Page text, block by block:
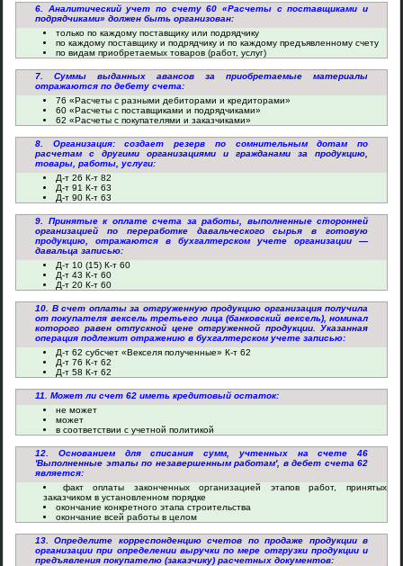
6. Аналитический учет по счету 60 «Расчеты с поставщиками и
подрядчиками» должен быть организован:
только по каждому поставщику или подрядчику
по каждому поставщику и подрядчику и по каждому предъявленному счету
по видам приобретаемых товаров (работ, услуг)
7. Суммы выданных авансов за приобретаемые материалы
отражаются по дебету счета:
76 «Расчеты с разными дебиторами и кредиторами»
60 «Расчеты с поставщиками и подрядчиками»
62 «Расчеты с покупателями и заказчиками»
8. Организация: создает резерв по сомнительным дотам по
расчетам с другими организациями и гражданами за продукцию,
товары, работы, услуги:
Д-т 26 К-т 82
Д-т 91 К-т 63
Д-т 90 К-т 63
9. Принятые к оплате счета за работы, выполненные сторонней
организацией по переработке давальческого сырья в готовую
продукцию, отражаются в бухгалтерском учете организации —
давальца записью:
Д-т 10 (15) К-т 60
Д-т 43 К-т 60
Д-т 20 К-т 60
10. В счет оплаты за отгруженную продукцию организация получила
от покупателя вексель третьего лица (банковский вексель), номинал
которого равен отпускной цене отгруженной продукции. Указанная
операция подлежит отражению в бухгалтерском учете записью:
Д-т 62 субсчет «Векселя полученные» К-т 62
Д-т 76 К-т 62
Д-т 58 К-т 62
11. Может ли счет 62 иметь кредитовый остаток:
не может
может
в соответствии с учетной политикой
12. Основанием для списания сумм, учтенных на счете 46
'Выполненные этапы по незавершенным работам', в дебет счета 62
является:
факт оплаты законченных организацией этапов работ, принятых
заказчиком в установленном порядке
окончание конкретного этапа строительства
окончание всей работы в целом
13. Определите корреспонденцию счетов по продаже продукции в
организации при определении выручки по мере отгрузки продукции и
предъявления покупателю (заказчику) расчетных документов: